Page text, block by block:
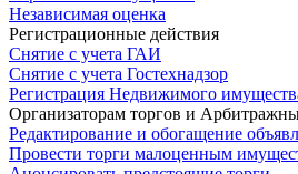
Независимая оценка
Регистрационные действия
Снятие с учета ГАИ
Снятие с учета Гостехнадзор
Регистрация Недвижимого
Организаторам торгов и
Редактирование и обогащение
Провести торги малоценным